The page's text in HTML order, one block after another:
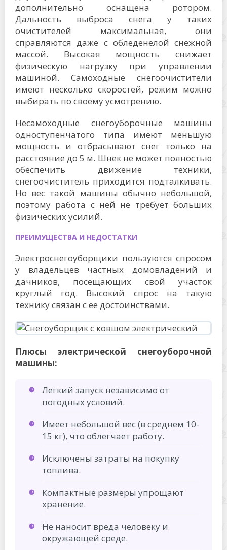
дополнительно оснащена ротором.
Дальность выброса снега у таких
очистителей максимальная, они
справляются даже с обледенелой снежной
массой. Высокая мощность снижает
физическую нагрузку при управлении
машиной. Самоходные снегоочистители
имеют несколько скоростей, режим можно
выбирать по своему усмотрению.
Несамоходные снегоуборочные машины
одноступенчатого типа имеют меньшую
мощность и отбрасывают снег только на
расстояние до 5 м. Шнек не может полностью
обеспечить движение техники,
снегоочиститель приходится подталкивать.
Но вес такой машины обычно небольшой,
поэтому работа с ней не требует больших
физических усилий.
ПРЕИМУЩЕСТВА И НЕДОСТАТКИ
Электроснегоуборщики пользуются спросом
у владельцев частных домовладений и
дачников, посещающих свой участок
круглый год. Высокий спрос на такую
технику связан с ее достоинствами.
Плюсы электрической снегоуборочной
машины:
Легкий запуск независимо от
погодных условий.
Имеет небольшой вес (в среднем 10-
15 кг), что облегчает работу.
Исключены затраты на покупку
топлива.
Компактные размеры упрощают
хранение.
Не наносит вреда человеку и
окружающей среде.